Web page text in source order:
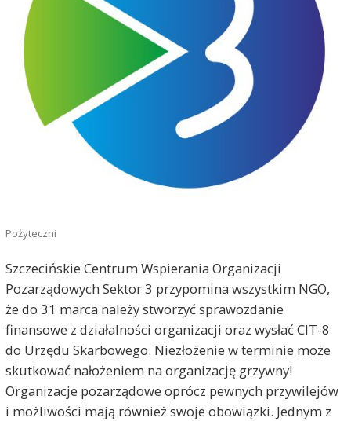
Pożyteczni
Szczecińskie Centrum Wspierania Organizacji
Pozarządowych Sektor 3 przypomina wszystkim NGO,
że do 31 marca należy stworzyć sprawozdanie
finansowe z działalności organizacji oraz wysłać CIT-8
do Urzędu Skarbowego. Niezłożenie w terminie może
skutkować nałożeniem na organizację grzywny!
Organizacje pozarządowe oprócz pewnych przywilejów
i możliwości mają również swoje obowiązki. Jednym z